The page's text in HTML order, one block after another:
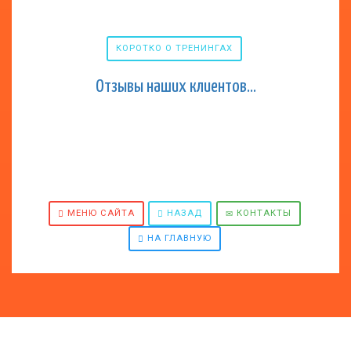
КОРОТКО О ТРЕНИНГАХ
Отзывы наших клиентов...
МЕНЮ САЙТА НАЗАД КОНТАКТЫ
НА ГЛАВНУЮ